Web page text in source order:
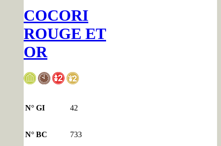
COCORI
ROUGE ET
OR
N° GI 42
N° BC 733